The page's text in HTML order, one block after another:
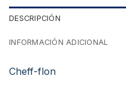
DESCRIPCIÓN
INFORMACIÓN ADICIONAL
Cheff-flon